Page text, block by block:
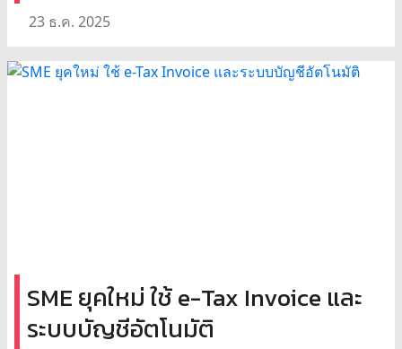
23 ธ.ค. 2025
SME ยุคใหม่ ใช้ e-Tax Invoice และ
ระบบบัญชีอัตโนมัติ